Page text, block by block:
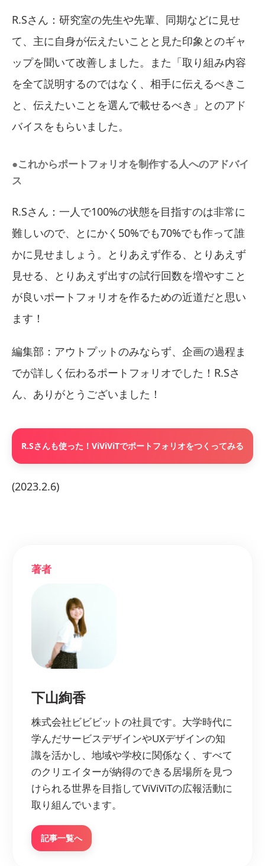
R.Sさん：研究室の先生や先輩、同期などに見せ
て、主に自身が伝えたいことと見た印象とのギャ
ップを聞いて改善しました。また「取り組み内容
を全て説明するのではなく、相手に伝えるべきこ
と、伝えたいことを選んで載せるべき」とのアド
バイスをもらいました。
●これからポートフォリオを制作する人へのアドバイ
ス
R.Sさん：一人で100%の状態を目指すのは非常に
難しいので、とにかく50%でも70%でも作って誰
かに見せましょう。とりあえず作る、とりあえず
見せる、とりあえず出すの試行回数を増やすこと
が良いポートフォリオを作るための近道だと思い
ます！
編集部：アウトプットのみならず、企画の過程ま
でが詳しく伝わるポートフォリオでした！R.Sさ
ん、ありがとうございました！
R.Sさんも使った！ViViViTでポートフォリオをつくってみる
(2023.2.6)
著者
下山絢香
株式会社ビビビットの社員です。大学時代に
学んだサービスデザインやUXデザインの知
識を活かし、地域や学校に関係なく、すべて
のクリエイターが納得のできる居場所を見つ
けられる世界を目指してViViViTの広報活動に
取り組んでいます。
記事一覧へ